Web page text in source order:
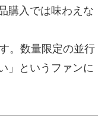
購入では味わえな
。数量限定の並行
」というファンに